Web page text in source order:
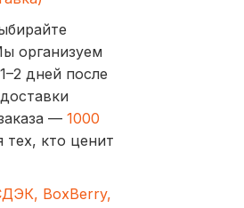
организуем
дней после
— 1000
тех, кто ценит
BoxBerry,